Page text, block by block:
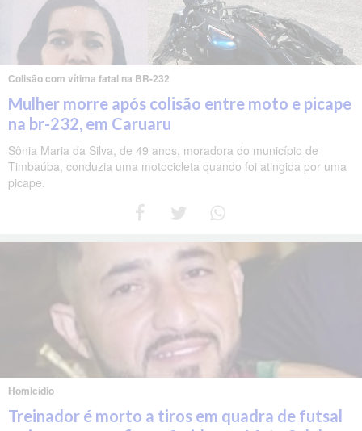
Colisão com vítima fatal na BR-232
Mulher morre após colisão entre moto e picape
na br-232, em Caruaru
Sônia Maria da Silva, de 49 anos, moradora do município de
Timbaúba, conduzia uma motocicleta quando foi atingida por uma
picape.
Homicídio
Treinador é morto a tiros em quadra de futsal